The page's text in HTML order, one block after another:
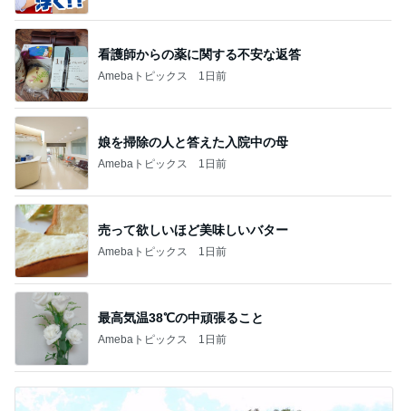
看護師からの薬に関する不安な返答
Amebaトピックス 1日前
娘を掃除の人と答えた入院中の母
Amebaトピックス 1日前
売って欲しいほど美味しいバター
Amebaトピックス 1日前
最高気温38℃の中頑張ること
Amebaトピックス 1日前